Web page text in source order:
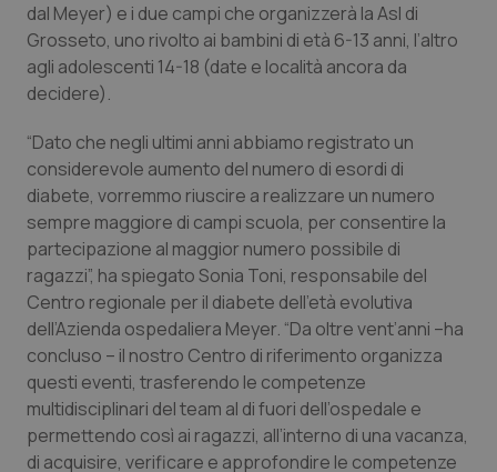
Veneto
Oncoematologia
Oncologia & Nutrizione
Psoriasi & pelle
Quotidiano Cardiologia
Quotidiano Chirurgia
Quotidiano Oncologia
Quotidiano Pediatria
Rene & patologie urogenitali
dal Meyer) e i due campi che organizzerà la Asl di
Grosseto, uno rivolto ai bambini di età 6-13 anni, l’altro
agli adolescenti 14-18 (date e località ancora da
decidere).
“Dato che negli ultimi anni abbiamo registrato un
considerevole aumento del numero di esordi di
diabete, vorremmo riuscire a realizzare un numero
sempre maggiore di campi scuola, per consentire la
partecipazione al maggior numero possibile di
ragazzi”, ha spiegato Sonia Toni, responsabile del
Centro regionale per il diabete dell’età evolutiva
dell’Azienda ospedaliera Meyer. “Da oltre vent’anni –ha
concluso – il nostro Centro di riferimento organizza
questi eventi, trasferendo le competenze
multidisciplinari del team al di fuori dell’ospedale e
permettendo così ai ragazzi, all’interno di una vacanza,
di acquisire, verificare e approfondire le competenze